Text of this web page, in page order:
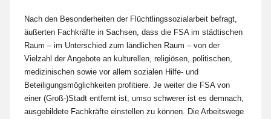
F
a
t
Nach den Besonderheiten der Flüchtlingssozialarbeit befragt,
äußerten Fachkräfte in Sachsen, dass die FSA im städtischen
Raum – im Unterschied zum ländlichen Raum – von der
Vielzahl der Angebote an kulturellen, religiösen, politischen,
medizinischen sowie vor allem sozialen Hilfe- und
Beteiligungsmöglichkeiten profitiere. Je weiter die FSA von
einer (Groß-)Stadt entfernt ist, umso schwerer ist es demnach,
ausgebildete Fachkräfte einstellen zu können. Die Arbeitswege